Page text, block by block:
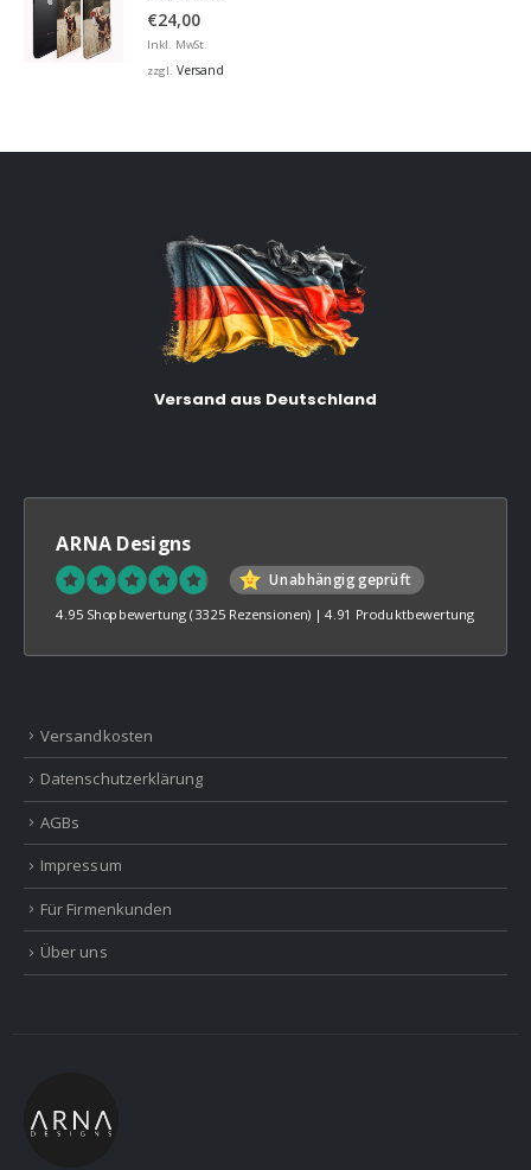
5.00von 5
€24,00
Inkl. MwSt.
zzgl. Versand
Versand aus Deutschland
ARNA Designs
Unabhängig geprüft
4.95 Shopbewertung (3325 Rezensionen) |4.91 Produktbewertung
Versandkosten
Datenschutzerklärung
AGBs
Impressum
Für Firmenkunden
Über uns